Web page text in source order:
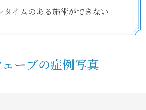
タイムのある施術ができない
ーブの症例写真